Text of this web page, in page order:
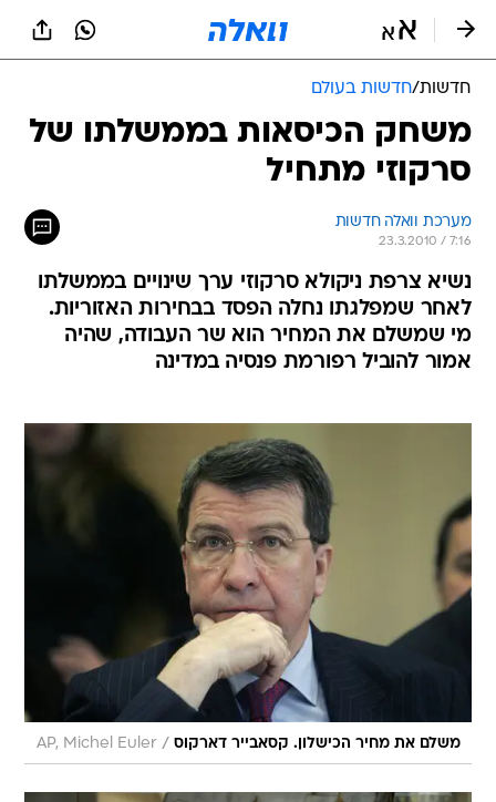
חדשות/חדשות בעולם
משחק הכיסאות בממשלתו של
סרקוזי מתחיל
מערכת וואלה חדשות
23.3.2010 / 7:16
נשיא צרפת ניקולא סרקוזי ערך שינויים בממשלתו
לאחר שמפלגתו נחלה הפסד בבחירות האזוריות.
מי שמשלם את המחיר הוא שר העבודה, שהיה
אמור להוביל רפורמת פנסיה במדינה
משלם את מחיר הכישלון. קסאבייר דארקוס /
AP, Michel Euler